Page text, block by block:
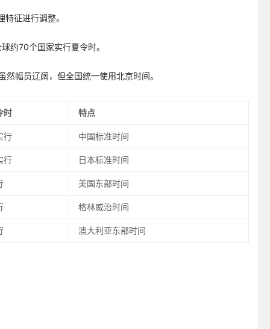
征进行调整。
约70个国家实行夏令时。
幅员辽阔，但全国统一使用北京时间。
时 特点
行 中国标准时间
行 日本标准时间
美国东部时间
格林威治时间
澳大利亚东部时间